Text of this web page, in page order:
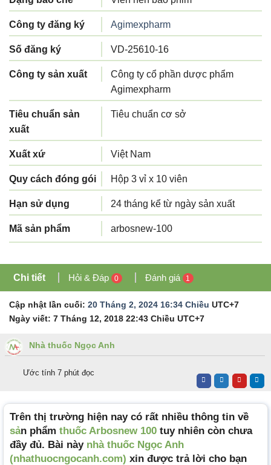
Công ty đăng ký Agimexpharm
Số đăng ký VD-25610-16
Công ty sản xuất
Công ty cổ phần dược phẩm
Agimexpharm
Tiêu chuẩn sản
xuất
Tiêu chuẩn cơ sở
Xuất xứ Việt Nam
Quy cách đóng gói Hộp 3 vỉ x 10 viên
Hạn sử dụng 24 tháng kể từ ngày sản xuất
Mã sản phẩm arbosnew-100
Chi tiết Hỏi & Đáp 0 Đánh giá 1
Cập nhật lần cuối: 20 Tháng 2, 2024 16:34 Chiều UTC+7
Ngày viết: 7 Tháng 12, 2018 22:43 Chiều UTC+7
Nhà thuốc Ngọc Anh
Ước tính 7 phút đọc
Trên thị trường hiện nay có rất nhiều thông tin về
sản phẩm thuốc Arbosnew 100 tuy nhiên còn chưa
đầy đủ. Bài nàynhà thuốc Ngọc Anh
(nhathuocngocanh.com) xin được trả lời cho bạn